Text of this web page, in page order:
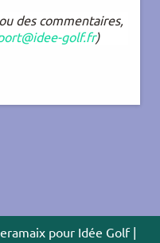
des commentaires,
golf.fr)
pour Idée Golf |